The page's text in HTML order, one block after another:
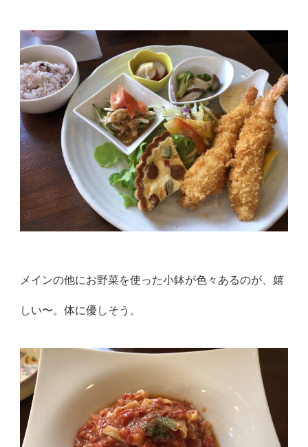
メインの他にお野菜を使った小鉢が色々あるのが、嬉
しい〜。体に優しそう。